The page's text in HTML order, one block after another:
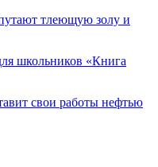
тлеющую золу и
школьников «Книга
свои работы нефтью